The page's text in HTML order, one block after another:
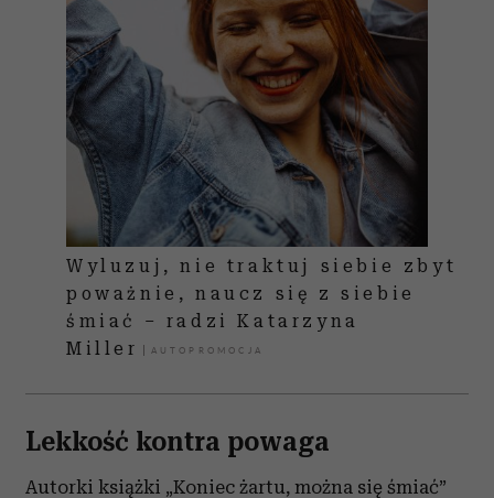
Wyluzuj, nie traktuj siebie zbyt
poważnie, naucz się z siebie
śmiać – radzi Katarzyna
Miller
Lekkość kontra powaga
Autorki książki „Koniec żartu, można się śmiać”